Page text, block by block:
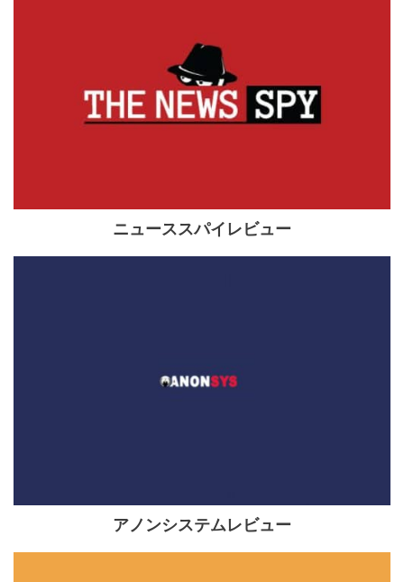
ニューススパイレビュー
アノンシステムレビュー